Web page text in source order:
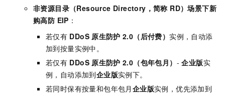
非资源目录（Resource Directory，简称 RD）场景下新
购高防 EIP ：
若仅有 DDoS 原生防护 2.0（后付费） 实例，自动添
加到按量实例中。
若仅有 DDoS 原生防护 2.0（包年包月） -企业版实
例，自动添加到企业版实例下。
若同时保有按量和包年包月 企业版实例，优先添加到